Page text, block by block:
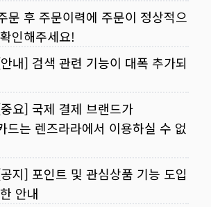
문 후 주문이력에 주문이 정상적으
인해주세요!
내] 검색 관련 기능이 대폭 추가되
요] 국제 결제 브랜드가
드는 렌즈라라에서 이용하실 수 없
지] 포인트 및 관심상품 기능 도입
안내